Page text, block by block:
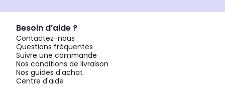
Besoin d’aide ?
Contactez-nous
Questions fréquentes
Suivre une commande
Nos conditions de livraison
Nos guides d'achat
Centre d'aide